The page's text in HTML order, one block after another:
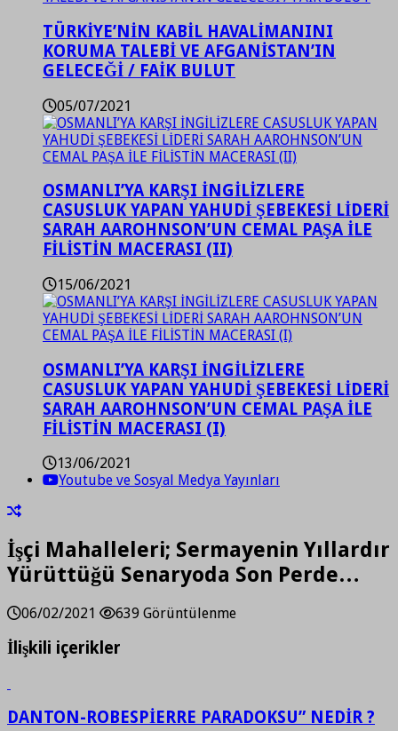
TÜRKİYE’NİN KABİL HAVALİMANINI
KORUMA TALEBİ VE AFGANİSTAN’IN
GELECEĞİ / FAİK BULUT
05/07/2021
OSMANLI’YA KARŞI İNGİLİZLERE
CASUSLUK YAPAN YAHUDİ ŞEBEKESİ LİDERİ
SARAH AAROHNSON’UN CEMAL PAŞA İLE
FİLİSTİN MACERASI (II)
15/06/2021
OSMANLI’YA KARŞI İNGİLİZLERE
CASUSLUK YAPAN YAHUDİ ŞEBEKESİ LİDERİ
SARAH AAROHNSON’UN CEMAL PAŞA İLE
FİLİSTİN MACERASI (I)
13/06/2021
Youtube ve Sosyal Medya Yayınları
İşçi Mahalleleri; Sermayenin Yıllardır
Yürüttüğü Senaryoda Son Perde…
06/02/2021 639 Görüntülenme
İlişkili içerikler
DANTON-ROBESPİERRE PARADOKSU” NEDİR ?